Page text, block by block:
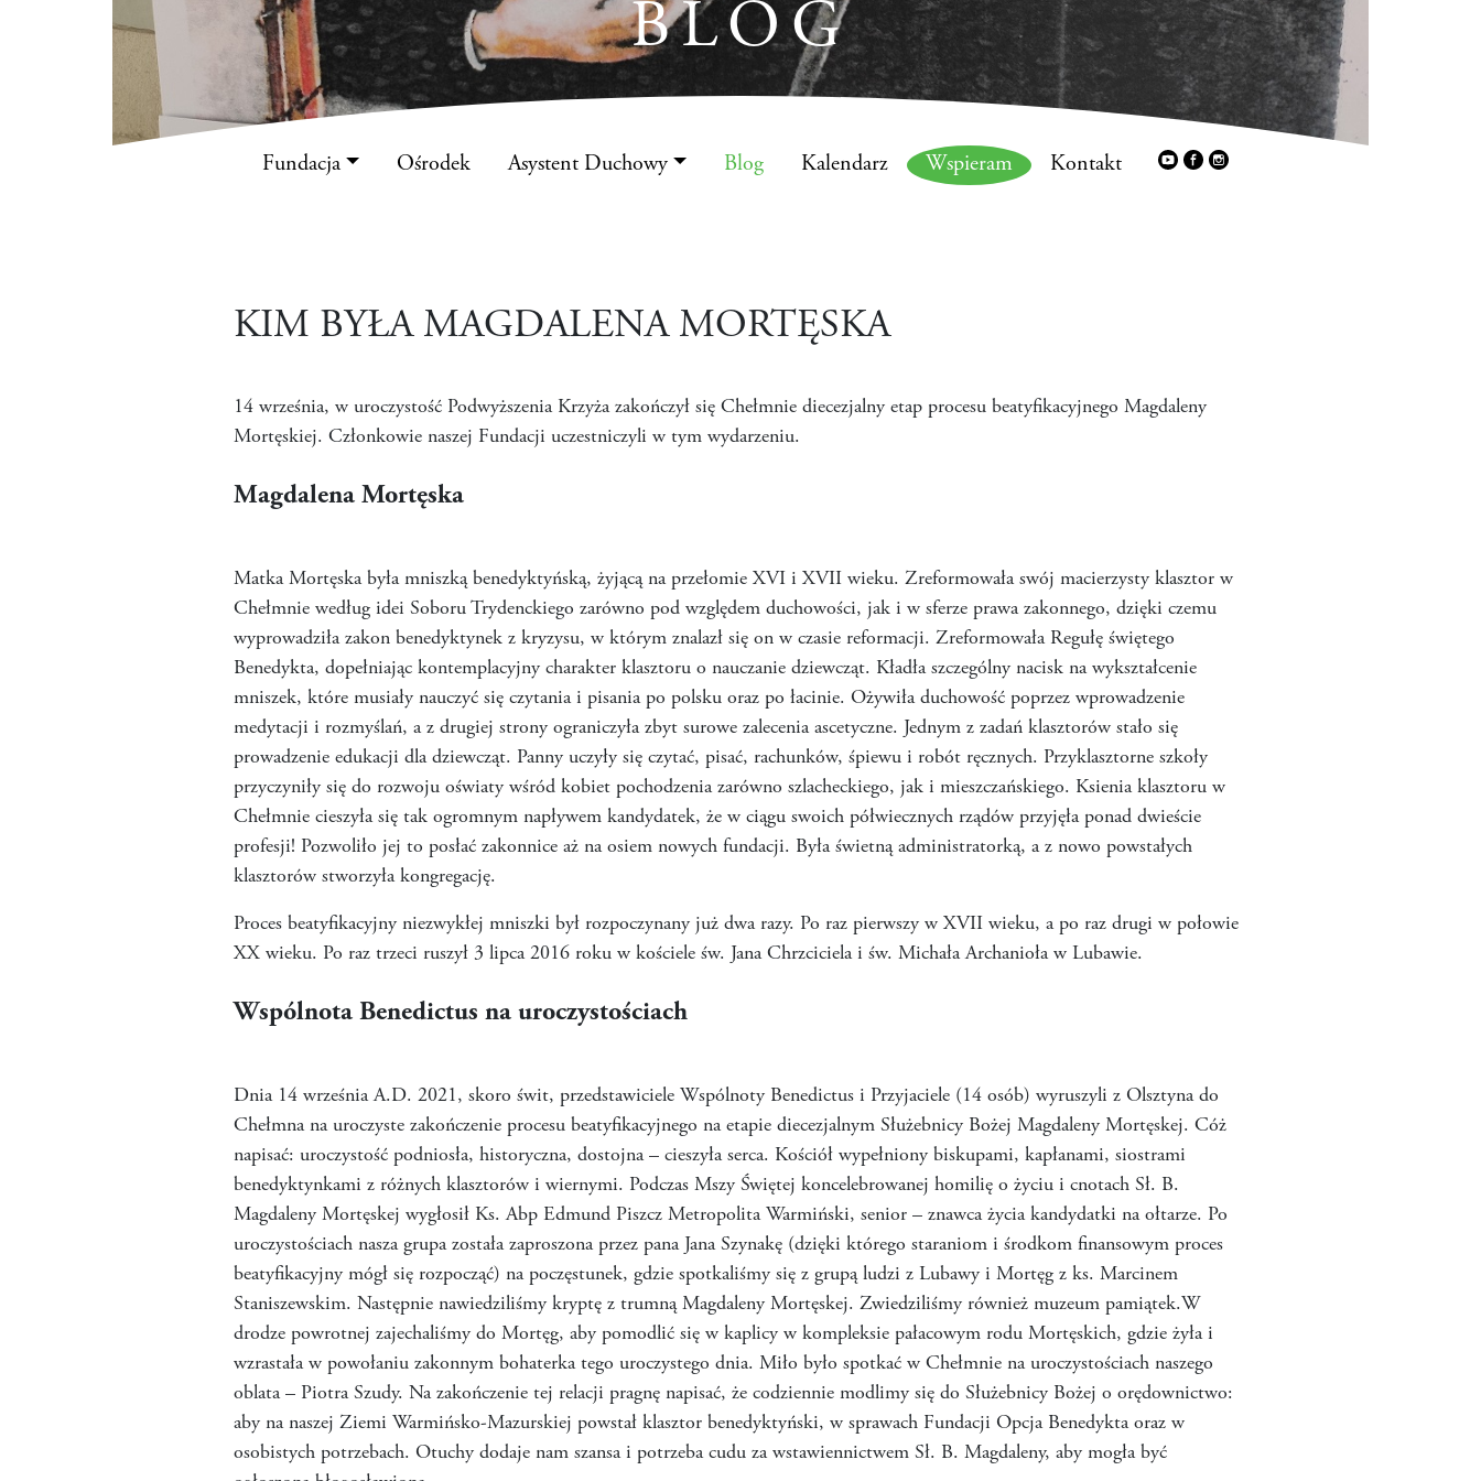
BLOG
Fundacja Ośrodek Asystent Duchowy Blog Kalendarz Wspieram Kontakt
KIM BYŁA MAGDALENA MORTĘSKA
14 września, w uroczystość Podwyższenia Krzyża zakończył się Chełmnie diecezjalny etap procesu beatyfikacyjnego Magdaleny
Mortęskiej. Członkowie naszej Fundacji uczestniczyli w tym wydarzeniu.
Magdalena Mortęska
Matka Mortęska była mniszką benedyktyńską, żyjącą na przełomie XVI i XVII wieku. Zreformowała swój macierzysty klasztor w
Chełmnie według idei Soboru Trydenckiego zarówno pod względem duchowości, jak i w sferze prawa zakonnego, dzięki czemu
wyprowadziła zakon benedyktynek z kryzysu, w którym znalazł się on w czasie reformacji. Zreformowała Regułę świętego
Benedykta, dopełniając kontemplacyjny charakter klasztoru o nauczanie dziewcząt. Kładła szczególny nacisk na wykształcenie
mniszek, które musiały nauczyć się czytania i pisania po polsku oraz po łacinie. Ożywiła duchowość poprzez wprowadzenie
medytacji i rozmyślań, a z drugiej strony ograniczyła zbyt surowe zalecenia ascetyczne. Jednym z zadań klasztorów stało się
prowadzenie edukacji dla dziewcząt. Panny uczyły się czytać, pisać, rachunków, śpiewu i robót ręcznych. Przyklasztorne szkoły
przyczyniły się do rozwoju oświaty wśród kobiet pochodzenia zarówno szlacheckiego, jak i mieszczańskiego. Ksienia klasztoru w
Chełmnie cieszyła się tak ogromnym napływem kandydatek, że w ciągu swoich półwiecznych rządów przyjęła ponad dwieście
profesji! Pozwoliło jej to posłać zakonnice aż na osiem nowych fundacji. Była świetną administratorką, a z nowo powstałych
klasztorów stworzyła kongregację.
Proces beatyfikacyjny niezwykłej mniszki był rozpoczynany już dwa razy. Po raz pierwszy w XVII wieku, a po raz drugi w połowie
XX wieku. Po raz trzeci ruszył 3 lipca 2016 roku w kościele św. Jana Chrzciciela i św. Michała Archanioła w Lubawie.
Wspólnota Benedictus na uroczystościach
Dnia 14 września A.D. 2021, skoro świt, przedstawiciele Wspólnoty Benedictus i Przyjaciele (14 osób) wyruszyli z Olsztyna do
Chełmna na uroczyste zakończenie procesu beatyfikacyjnego na etapie diecezjalnym Służebnicy Bożej Magdaleny Mortęskej. Cóż
napisać: uroczystość podniosła, historyczna, dostojna – cieszyła serca. Kościół wypełniony biskupami, kapłanami, siostrami
benedyktynkami z różnych klasztorów i wiernymi. Podczas Mszy Świętej koncelebrowanej homilię o życiu i cnotach Sł. B.
Magdaleny Mortęskej wygłosił Ks. Abp Edmund Piszcz Metropolita Warmiński, senior – znawca życia kandydatki na ołtarze. Po
uroczystościach nasza grupa została zaproszona przez pana Jana Szynakę (dzięki którego staraniom i środkom finansowym proces
beatyfikacyjny mógł się rozpocząć) na poczęstunek, gdzie spotkaliśmy się z grupą ludzi z Lubawy i Mortęg z ks. Marcinem
Staniszewskim. Następnie nawiedziliśmy kryptę z trumną Magdaleny Mortęskej. Zwiedziliśmy również muzeum pamiątek.W
drodze powrotnej zajechaliśmy do Mortęg, aby pomodlić się w kaplicy w kompleksie pałacowym rodu Mortęskich, gdzie żyła i
wzrastała w powołaniu zakonnym bohaterka tego uroczystego dnia. Miło było spotkać w Chełmnie na uroczystościach naszego
oblata – Piotra Szudy. Na zakończenie tej relacji pragnę napisać, że codziennie modlimy się do Służebnicy Bożej o orędownictwo:
aby na naszej Ziemi Warmińsko-Mazurskiej powstał klasztor benedyktyński, w sprawach Fundacji Opcja Benedykta oraz w
osobistych potrzebach. Otuchy dodaje nam szansa i potrzeba cudu za wstawiennictwem Sł. B. Magdaleny, aby mogła być